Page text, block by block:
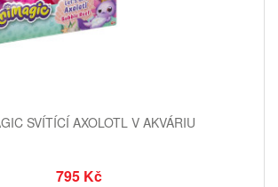
SVÍTÍCÍ AXOLOTL V AKVÁRIU
795 Kč